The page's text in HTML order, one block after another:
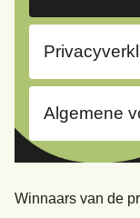
Algemene
Winnaars van de